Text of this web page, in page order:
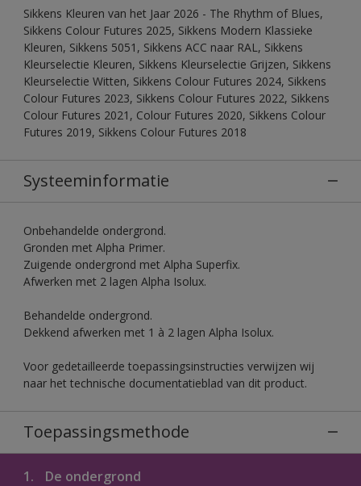
Sikkens Kleuren van het Jaar 2026 - The Rhythm of Blues,
Sikkens Colour Futures 2025, Sikkens Modern Klassieke
Kleuren, Sikkens 5051, Sikkens ACC naar RAL, Sikkens
Kleurselectie Kleuren, Sikkens Kleurselectie Grijzen, Sikkens
Kleurselectie Witten, Sikkens Colour Futures 2024, Sikkens
Colour Futures 2023, Sikkens Colour Futures 2022, Sikkens
Colour Futures 2021, Colour Futures 2020, Sikkens Colour
Futures 2019, Sikkens Colour Futures 2018
Systeeminformatie
Onbehandelde ondergrond.
Gronden met Alpha Primer.
Zuigende ondergrond met Alpha Superfix.
Afwerken met 2 lagen Alpha Isolux.
Behandelde ondergrond.
Dekkend afwerken met 1 à 2 lagen Alpha Isolux.
Voor gedetailleerde toepassingsinstructies verwijzen wij
naar het technische documentatieblad van dit product.
Toepassingsmethode
1. De ondergrond